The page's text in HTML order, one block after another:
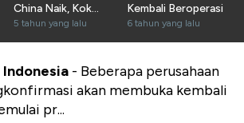
China Naik, Kok
Bisa?
5 tahun yang lalu
Kembali Beroperasi
6 tahun yang lalu
- Beberapa perusahaan
akan membuka kembali
pr...